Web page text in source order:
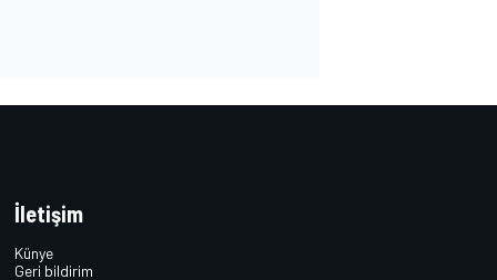
İletişim
Künye
Geri bildirim